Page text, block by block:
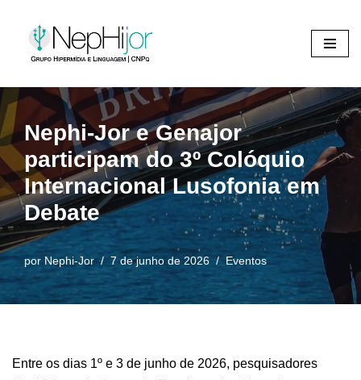
Pular
o
conteúdo
Nephi-Jor e Genajor
participam do 3º Colóquio
Internacional Lusofonia em
Debate
por Nephi-Jor 7 de junho de 2026 Eventos
Entre os dias 1º e 3 de junho de 2026, pesquisadores